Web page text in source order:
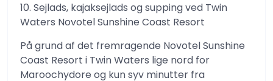
10. Sejlads, kajaksejlads og supping ved Twin
Waters Novotel Sunshine Coast Resort
På grund af det fremragende Novotel Sunshine
Coast Resort i Twin Waters lige nord for
Maroochydore og kun syv minutter fra